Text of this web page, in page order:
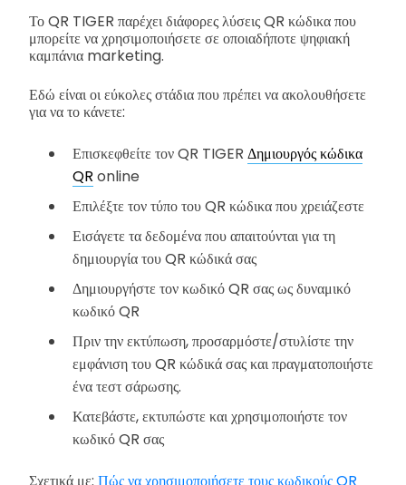
Το QR TIGER παρέχει διάφορες λύσεις QR κώδικα που
μπορείτε να χρησιμοποιήσετε σε οποιαδήποτε ψηφιακή
καμπάνια marketing.
Εδώ είναι οι εύκολες στάδια που πρέπει να ακολουθήσετε
για να το κάνετε:
Επισκεφθείτε τον QR TIGER Δημιουργός κώδικα
QR online
Επιλέξτε τον τύπο του QR κώδικα που χρειάζεστε
Εισάγετε τα δεδομένα που απαιτούνται για τη
δημιουργία του QR κώδικά σας
Δημιουργήστε τον κωδικό QR σας ως δυναμικό
κωδικό QR
Πριν την εκτύπωση, προσαρμόστε/στυλίστε την
εμφάνιση του QR κώδικά σας και πραγματοποιήστε
ένα τεστ σάρωσης.
Κατεβάστε, εκτυπώστε και χρησιμοποιήστε τον
κωδικό QR σας
Σχετικά με: Πώς να χρησιμοποιήσετε τους κωδικούς QR